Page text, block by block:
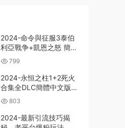
2024-命令與征服3泰伯
利亞戰争+凱恩之怒 簡體
中文版電腦PC單機RPG遊
戲即時戰略+支持
win7/win8/win10/win11
799
2024-永恒之柱1+2死火
合集全DLC簡體中文版電
腦PC單機RPG遊戲
803
2024-最新引流技巧揭